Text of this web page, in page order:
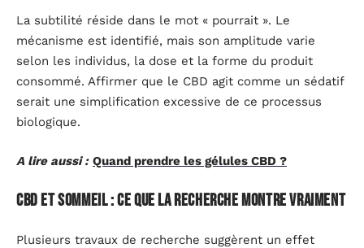
La subtilité réside dans le mot « pourrait ». Le
mécanisme est identifié, mais son amplitude varie
selon les individus, la dose et la forme du produit
consommé. Affirmer que le CBD agit comme un sédatif
serait une simplification excessive de ce processus
biologique.
A lire aussi : Quand prendre les gélules CBD ?
CBD et sommeil : ce que la recherche montre vraiment
Plusieurs travaux de recherche suggèrent un effet